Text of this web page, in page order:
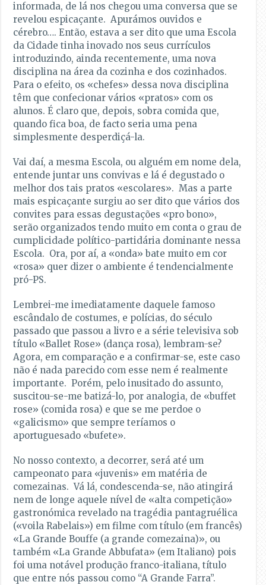
informada, de lá nos chegou uma conversa que se
revelou espicaçante. Apurámos ouvidos e
cérebro…. Então, estava a ser dito que uma Escola
da Cidade tinha inovado nos seus currículos
introduzindo, ainda recentemente, uma nova
disciplina na área da cozinha e dos cozinhados.
Para o efeito, os «chefes» dessa nova disciplina
têm que confecionar vários «pratos» com os
alunos. É claro que, depois, sobra comida que,
quando fica boa, de facto seria uma pena
simplesmente desperdiçá-la.
Vai daí, a mesma Escola, ou alguém em nome dela,
entende juntar uns convivas e lá é degustado o
melhor dos tais pratos «escolares». Mas a parte
mais espicaçante surgiu ao ser dito que vários dos
convites para essas degustações «pro bono»,
serão organizados tendo muito em conta o grau de
cumplicidade político-partidária dominante nessa
Escola. Ora, por aí, a «onda» bate muito em cor
«rosa» quer dizer o ambiente é tendencialmente
pró-PS.
Lembrei-me imediatamente daquele famoso
escândalo de costumes, e polícias, do século
passado que passou a livro e a série televisiva sob
título «Ballet Rose» (dança rosa), lembram-se?
Agora, em comparação e a confirmar-se, este caso
não é nada parecido com esse nem é realmente
importante. Porém, pelo inusitado do assunto,
suscitou-se-me batizá-lo, por analogia, de «buffet
rose» (comida rosa) e que se me perdoe o
«galicismo» que sempre teríamos o
aportuguesado «bufete».
No nosso contexto, a decorrer, será até um
campeonato para «juvenis» em matéria de
comezainas. Vá lá, condescenda-se, não atingirá
nem de longe aquele nível de «alta competição»
gastronómica revelado na tragédia pantagruélica
(«voila Rabelais») em filme com título (em francês)
«La Grande Bouffe (a grande comezaina)», ou
também «La Grande Abbufata» (em Italiano) pois
foi uma notável produção franco-italiana, título
que entre nós passou como “A Grande Farra”.